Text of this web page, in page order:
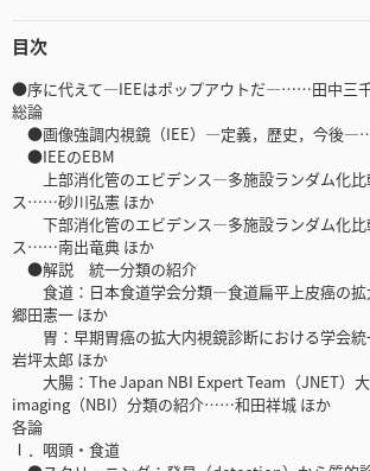
目次
●序に代えて―IEEはポップアウトだ―……田中三
総論
●画像強調内視鏡（IEE）―定義，歴史，今後
●IEEのEBM
上部消化管のエビデンス―多施設ランダム化比
ス……砂川弘憲 ほか
下部消化管のエビデンス―多施設ランダム化比
ス……南出竜典 ほか
●解説 統一分類の紹介
食道：日本食道学会分類―食道扁平上皮癌の
郷田憲一 ほか
胃：早期胃癌の拡大内視鏡診断における学会
岩坪太郎 ほか
大腸：The Japan NBI Expert Team（JNET）
imaging（NBI）分類の紹介……和田祥城 ほか
各論
Ⅰ．咽頭・食道